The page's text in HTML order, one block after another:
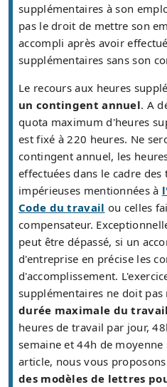
supplémentaires à son
pas le droit de mettre son
accompli après avoir
supplémentaires sans son
Le recours aux heures
un contingent annuel. A
quota maximum d'heures
est fixé à 220 heures. Ne
contingent annuel, les
effectuées dans le cadre des
impérieuses mentionnées à
Code du travail ou celles
compensateur.
peut être dépassé, si un
d'entreprise en précise les
d'accomplissement.
supplémentaires ne doit
durée maximale du
heures de travail par jour,
semaine et 44h de
article, nous vous
des modèles de lettres